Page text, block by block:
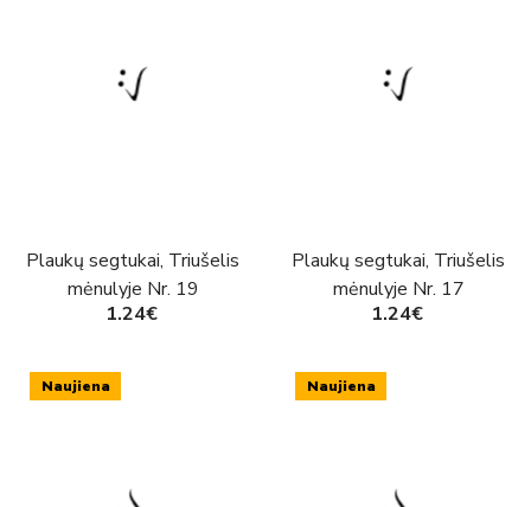
Plaukų segtukai, Triušelis
mėnulyje Nr. 19
1.24€
Plaukų segtukai, Triušelis
mėnulyje Nr. 17
1.24€
Naujiena Naujiena